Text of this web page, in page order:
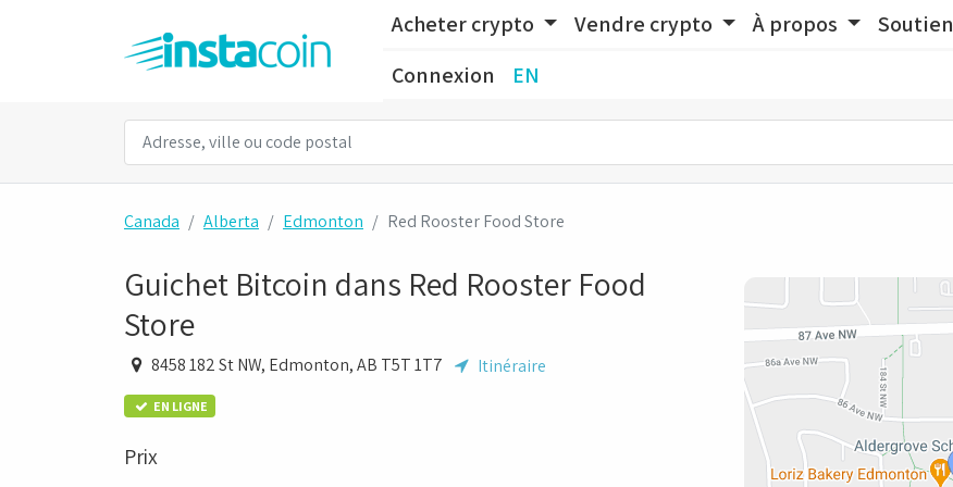
Acheter crypto Vendre crypto À propos
Soutien
Connexion
EN
Canada Alberta Edmonton Red Rooster Food Store
Guichet Bitcoin dans Red Rooster Food
Store
8458 182 St NW, Edmonton, AB T5T 1T7 Itinéraire
EN LIGNE
Prix